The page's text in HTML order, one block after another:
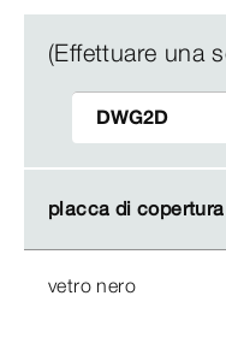
(Effettuare una
placca di copertura
placca di copertura
vetro nero